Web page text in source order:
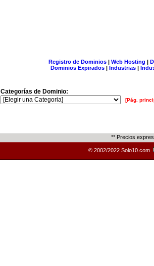
Registro de Dominios| Web Hosting |
Dominios Expirados | Industrias |
Categorías de Dominio:
[Pág.
** Precios
© 2002/2022 Solo10.com